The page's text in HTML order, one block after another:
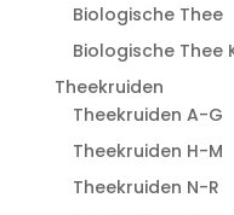
Biologische Thee
Biologische Thee
Theekruiden
Theekruiden A-G
Theekruiden H-M
Theekruiden N-R